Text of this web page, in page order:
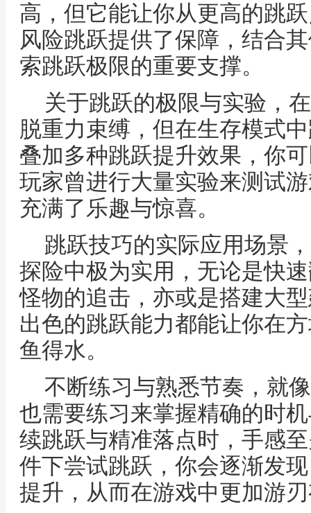
高，但它能让你从更高的跳
风险跳跃提供了保障，结合
索跳跃极限的重要支撑。
关于跳跃的极限与实验，
脱重力束缚，但在生存模式
叠加多种跳跃提升效果，你
玩家曾进行大量实验来测试
充满了乐趣与惊喜。
跳跃技巧的实际应用场景
探险中极为实用，无论是快
怪物的追击，亦或是搭建大
出色的跳跃能力都能让你在
鱼得水。
不断练习与熟悉节奏，就
也需要练习来掌握精确的时
续跳跃与精准落点时，手感
件下尝试跳跃，你会逐渐发
提升，从而在游戏中更加游